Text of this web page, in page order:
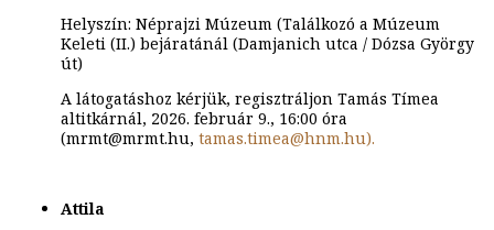
Helyszín: Néprajzi Múzeum (Találkozó a Múzeum
Keleti (II.) bejáratánál (Damjanich utca / Dózsa György
út)
A látogatáshoz kérjük, regisztráljon Tamás Tímea
altitkárnál, 2026. február 9., 16:00 óra
(mrmt@mrmt.hu, tamas.timea@hnm.hu).
Attila